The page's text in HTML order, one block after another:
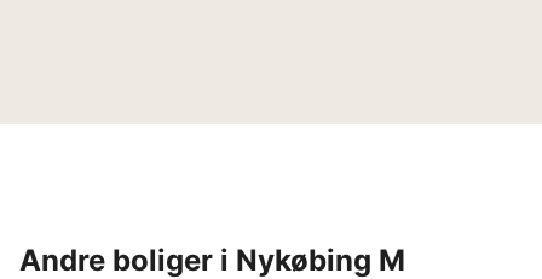
Andre boliger i Nykøbing M